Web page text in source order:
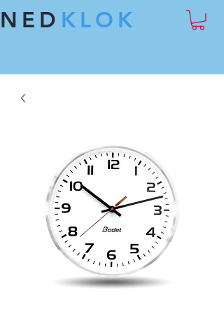
NED KLOK